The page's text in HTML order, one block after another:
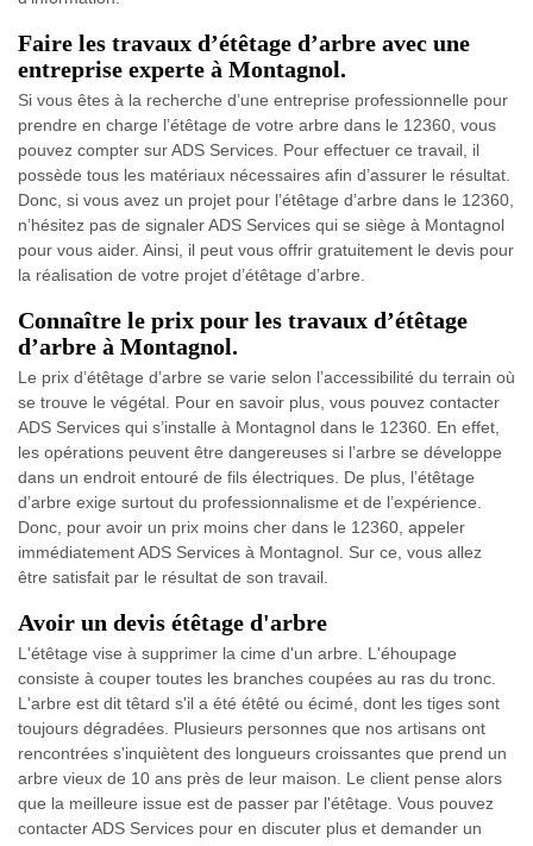
Faire les travaux d’étêtage d’arbre avec une
entreprise experte à Montagnol.
Si vous êtes à la recherche d’une entreprise professionnelle pour
prendre en charge l’étêtage de votre arbre dans le 12360, vous
pouvez compter sur ADS Services. Pour effectuer ce travail, il
possède tous les matériaux nécessaires afin d’assurer le résultat.
Donc, si vous avez un projet pour l’étêtage d’arbre dans le 12360,
n’hésitez pas de signaler ADS Services qui se siège à Montagnol
pour vous aider. Ainsi, il peut vous offrir gratuitement le devis pour
la réalisation de votre projet d’étêtage d’arbre.
Connaître le prix pour les travaux d’étêtage
d’arbre à Montagnol.
Le prix d’étêtage d’arbre se varie selon l’accessibilité du terrain où
se trouve le végétal. Pour en savoir plus, vous pouvez contacter
ADS Services qui s’installe à Montagnol dans le 12360. En effet,
les opérations peuvent être dangereuses si l’arbre se développe
dans un endroit entouré de fils électriques. De plus, l’étêtage
d’arbre exige surtout du professionnalisme et de l’expérience.
Donc, pour avoir un prix moins cher dans le 12360, appeler
immédiatement ADS Services à Montagnol. Sur ce, vous allez
être satisfait par le résultat de son travail.
Avoir un devis étêtage d'arbre
L'étêtage vise à supprimer la cime d'un arbre. L'éhoupage
consiste à couper toutes les branches coupées au ras du tronc.
L'arbre est dit têtard s'il a été étêté ou écimé, dont les tiges sont
toujours dégradées. Plusieurs personnes que nos artisans ont
rencontrées s'inquiètent des longueurs croissantes que prend un
arbre vieux de 10 ans près de leur maison. Le client pense alors
que la meilleure issue est de passer par l'étêtage. Vous pouvez
contacter ADS Services pour en discuter plus et demander un